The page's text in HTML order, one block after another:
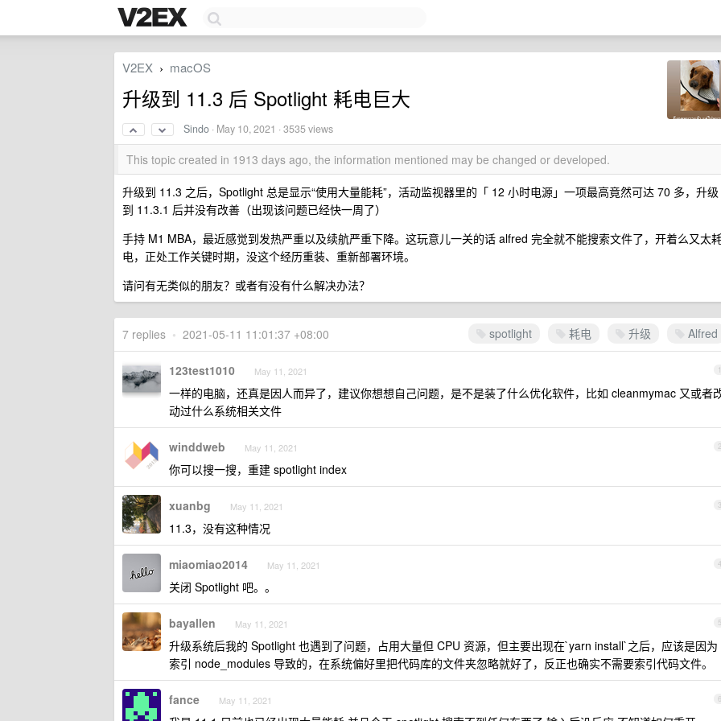
V2EX › macOS
升级到 11.3 后 Spotlight 耗电巨大
Sindo · May 10, 2021 · 3535 views
This topic created in 1913 days ago, the information mentioned may be changed or developed.
升级到 11.3 之后，Spotlight 总是显示“使用大量能耗”，活动监视器里的「 12 小时电源」一项最高竟然可达 70 多，升级
到 11.3.1 后并没有改善（出现该问题已经快一周了）
手持 M1 MBA，最近感觉到发热严重以及续航严重下降。这玩意儿一关的话 alfred 完全就不能搜索文件了，开着么又太
电，正处工作关键时期，没这个经历重装、重新部署环境。
请问有无类似的朋友？或者有没有什么解决办法？
spotlight 耗电 升级 Alfred
7 replies • 2021-05-11 11:01:37 +08:00
1
123test1010 May 11, 2021
一样的电脑，还真是因人而异了，建议你想想自己问题，是不是装了什么优化软件，比如 cleanmymac 又或者
动过什么系统相关文件
2
winddweb May 11, 2021
你可以搜一搜，重建 spotlight index
3
xuanbg May 11, 2021
11.3，没有这种情况
4
miaomiao2014 May 11, 2021
关闭 Spotlight 吧。。
5
bayallen May 11, 2021
升级系统后我的 Spotlight 也遇到了问题，占用大量但 CPU 资源，但主要出现在`yarn install`之后，应该是因为
索引 node_modules 导致的，在系统偏好里把代码库的文件夹忽略就好了，反正也确实不需要索引代码文件。
6
fance May 11, 2021